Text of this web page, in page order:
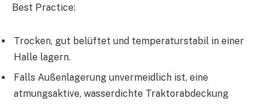
Best Practice:
Trocken, gut belüftet und temperaturstabil in einer
Halle lagern.
Falls Außenlagerung unvermeidlich ist, eine
atmungsaktive, wasserdichte Traktorabdeckung